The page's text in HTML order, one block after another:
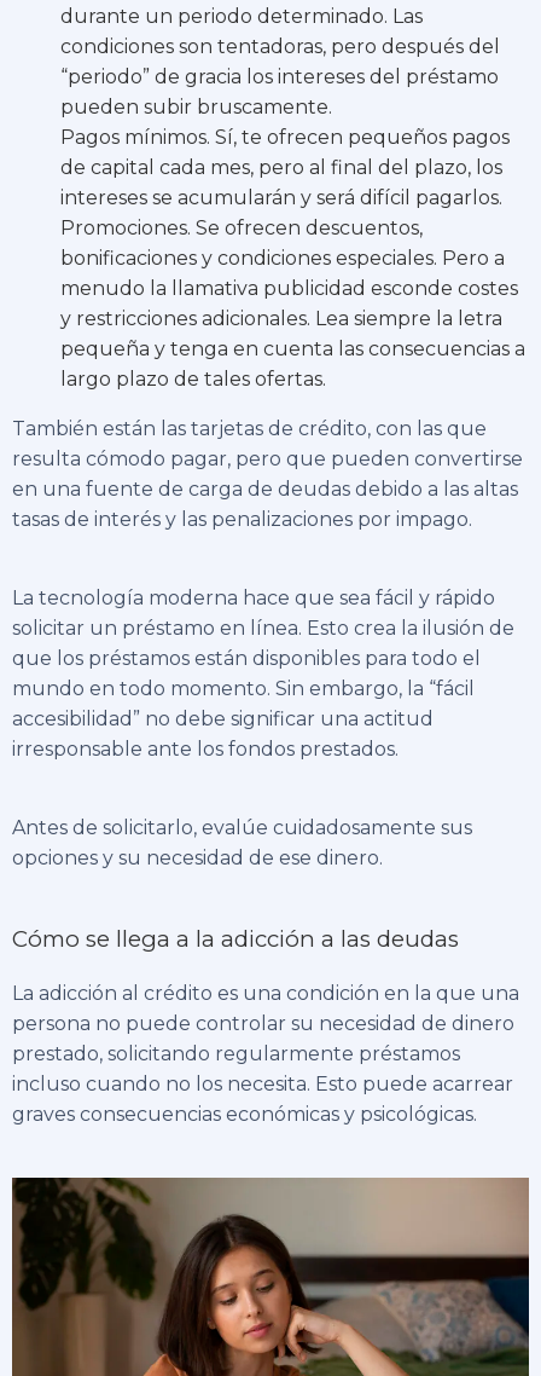
durante un periodo determinado. Las
condiciones son tentadoras, pero después del
“periodo” de gracia los intereses del préstamo
pueden subir bruscamente.
Pagos mínimos. Sí, te ofrecen pequeños pagos
de capital cada mes, pero al final del plazo, los
intereses se acumularán y será difícil pagarlos.
Promociones. Se ofrecen descuentos,
bonificaciones y condiciones especiales. Pero a
menudo la llamativa publicidad esconde costes
y restricciones adicionales. Lea siempre la letra
pequeña y tenga en cuenta las consecuencias a
largo plazo de tales ofertas.
También están las tarjetas de crédito, con las que
resulta cómodo pagar, pero que pueden convertirse
en una fuente de carga de deudas debido a las altas
tasas de interés y las penalizaciones por impago.
La tecnología moderna hace que sea fácil y rápido
solicitar un préstamo en línea. Esto crea la ilusión de
que los préstamos están disponibles para todo el
mundo en todo momento. Sin embargo, la “fácil
accesibilidad” no debe significar una actitud
irresponsable ante los fondos prestados.
Antes de solicitarlo, evalúe cuidadosamente sus
opciones y su necesidad de ese dinero.
Cómo se llega a la adicción a las deudas
La adicción al crédito es una condición en la que una
persona no puede controlar su necesidad de dinero
prestado, solicitando regularmente préstamos
incluso cuando no los necesita. Esto puede acarrear
graves consecuencias económicas y psicológicas.